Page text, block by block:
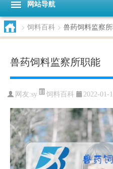
网站导航
> 饲料百科 > 兽药饲料监察
兽药饲料监察所职能
网友:sy 饲料百科 2022-01-